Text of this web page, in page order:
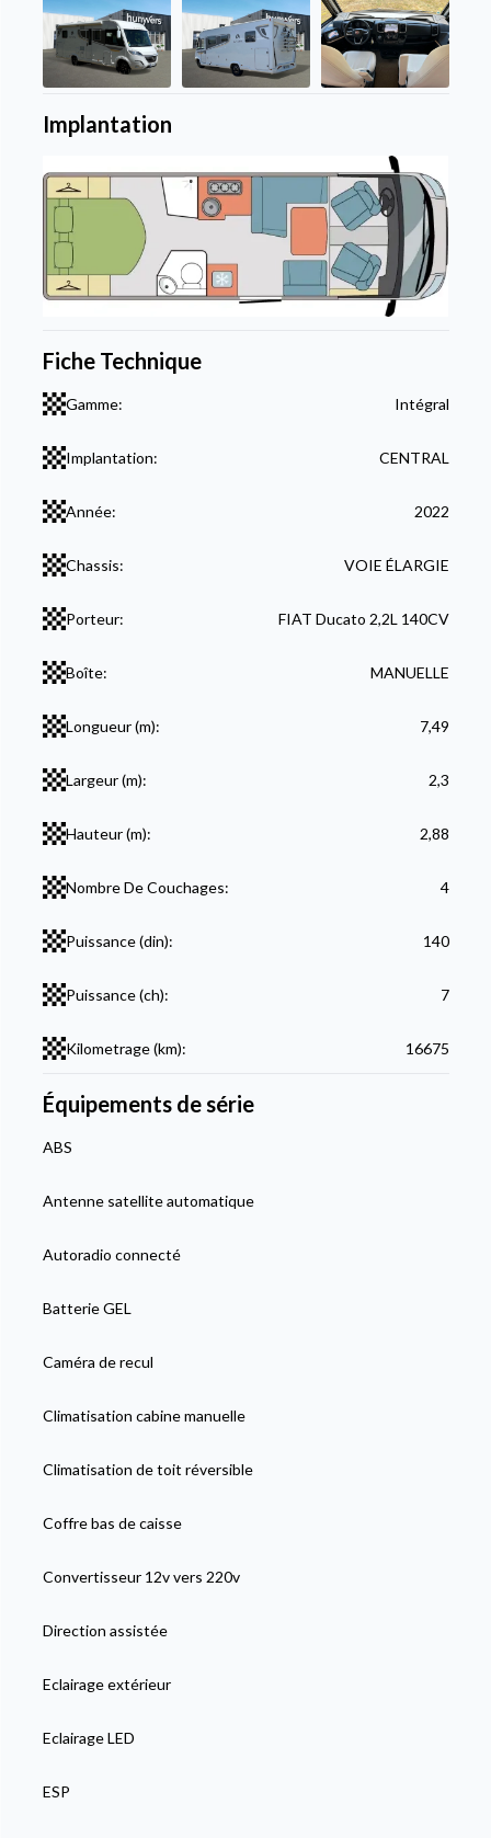
Implantation
Fiche Technique
Gamme: Intégral
Implantation: CENTRAL
Année: 2022
Chassis: VOIE ÉLARGIE
Porteur: FIAT Ducato 2,2L 140CV
Boîte: MANUELLE
Longueur (m): 7,49
Largeur (m): 2,3
Hauteur (m): 2,88
Nombre De Couchages: 4
Puissance (din): 140
Puissance (ch): 7
Kilometrage (km): 16675
Équipements de série
ABS
Antenne satellite automatique
Autoradio connecté
Batterie GEL
Caméra de recul
Climatisation cabine manuelle
Climatisation de toit réversible
Coffre bas de caisse
Convertisseur 12v vers 220v
Direction assistée
Eclairage extérieur
Eclairage LED
ESP